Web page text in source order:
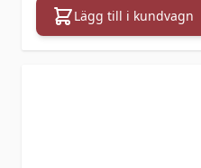
Lägg till i kundvagn